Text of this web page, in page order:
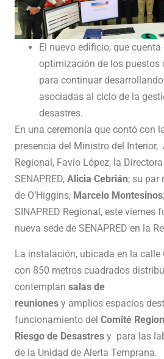
El nuevo edificio, que
optimización de los puestos
para continuar
asociadas al ciclo de la
desastres.
En una ceremonia que contó con
presencia del Ministro del Interior,
Regional, Favio López, la
SENAPRED, Alicia Cebrián; su par
de O’Higgins, Marcelo Montesinos
SINAPRED Regional, este viernes
nueva sede de SENAPRED en la
La instalación, ubicada en la calle
con 850 metros cuadrados
contemplan salas de
reuniones y amplios espacios
funcionamiento del Comité
Riesgo de Desastres y para las
de la Unidad de Alerta Temprana.